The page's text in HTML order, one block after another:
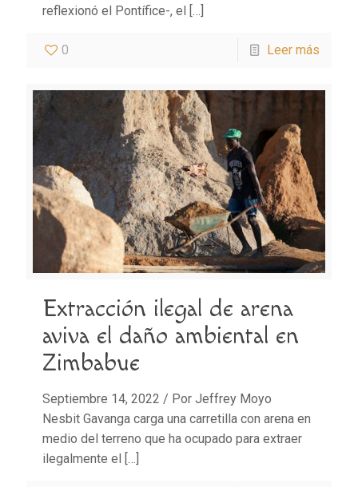
reflexionó el Pontífice-, el
[…]
0 Leer más
Extracción ilegal de arena
aviva el daño ambiental en
Zimbabue
Septiembre 14, 2022 / Por Jeffrey Moyo
Nesbit Gavanga carga una carretilla con arena en
medio del terreno que ha ocupado para extraer
ilegalmente el
[…]